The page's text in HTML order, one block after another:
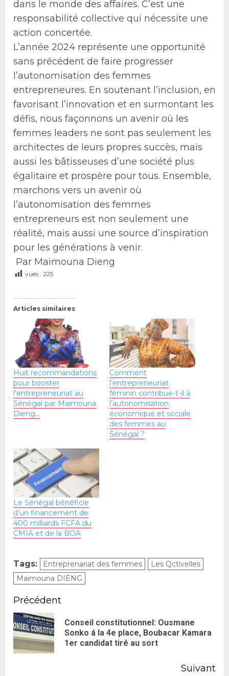
dans le monde des affaires. C’est une
responsabilité collective qui nécessite une
action concertée.
L’année 2024 représente une opportunité
sans précédent de faire progresser
l’autonomisation des femmes
entrepreneures. En soutenant l’inclusion, en
favorisant l’innovation et en surmontant les
défis, nous façonnons un avenir où les
femmes leaders ne sont pas seulement les
architectes de leurs propres succès, mais
aussi les bâtisseuses d’une société plus
égalitaire et prospère pour tous. Ensemble,
marchons vers un avenir où
l’autonomisation des femmes
entrepreneurs est non seulement une
réalité, mais aussi une source d’inspiration
pour les générations à venir.
Par Maimouna Dieng
vues : 225
Articles similaires
Huit recommandations
pour booster
l’entrepreneuriat au
Sénégal par Maimouna
Dieng…
Comment
l’entrepreneuriat
féminin contribue-t-il à
l’autonomisation
économique et sociale
des femmes au
Sénégal ?
Le Sénégal bénéficie
d’un financement de
400 milliards FCFA du
CMIA et de la BOA
Tags: Entreprenariat des femmes
Les Qctivelles
Maimouna DIENG
Précédent
Conseil constitutionnel: Ousmane
Sonko á la 4e place, Boubacar Kamara
1er candidat tiré au sort
Suivant